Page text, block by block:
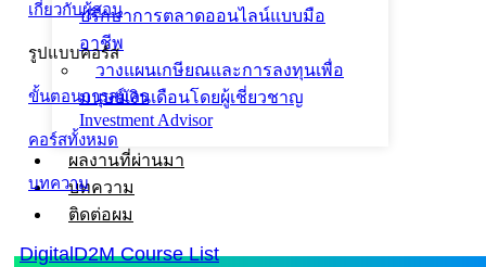
ปรึกษาการตลาดออนไลน์แบบมือ
อาชีพ
วางแผนเกษียณและการลงทุนเพื่อ
มนุษย์เงินเดือนโดยผู้เชี่ยวชาญ
Investment Advisor
ผลงานที่ผ่านมา
บทความ
ติดต่อผม
เกี่ยวกับผู้สอน
รูปแบบคอร์ส
ขั้นตอนการสมัคร
คอร์สทั้งหมด
บทความ
DigitalD2M Course List